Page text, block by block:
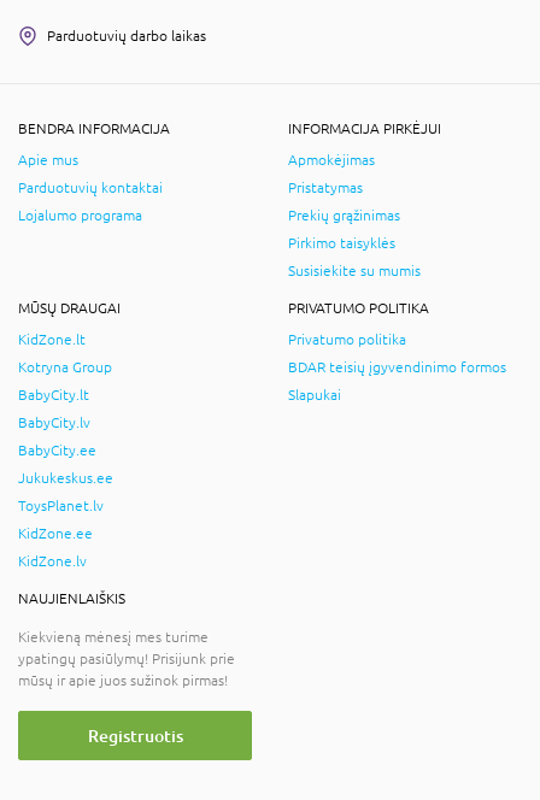
Parduotuvių darbo laikas
BENDRA INFORMACIJA
Apie mus
Parduotuvių kontaktai
Lojalumo programa
INFORMACIJA PIRKĖJUI
Apmokėjimas
Pristatymas
Prekių grąžinimas
Pirkimo taisyklės
Susisiekite su mumis
MŪSŲ DRAUGAI
KidZone.lt
Kotryna Group
BabyCity.lt
BabyCity.lv
BabyCity.ee
Jukukeskus.ee
ToysPlanet.lv
KidZone.ee
KidZone.lv
PRIVATUMO POLITIKA
Privatumo politika
BDAR teisių įgyvendinimo formos
Slapukai
NAUJIENLAIŠKIS
Kiekvieną mėnesį mes turime
ypatingų pasiūlymų! Prisijunk prie
mūsų ir apie juos sužinok pirmas!
Registruotis